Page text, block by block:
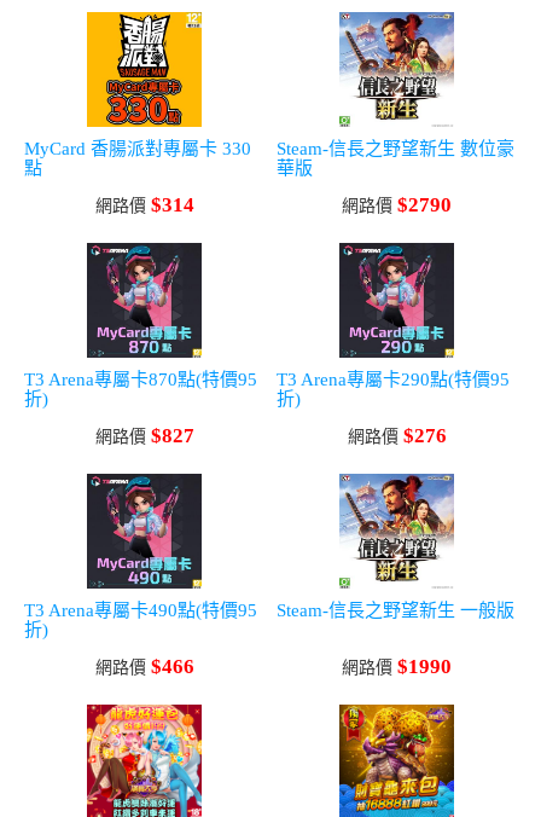
MyCard 香腸派對專屬卡 330
點
網路價 $314
Steam-信長之野望新生 數位豪
華版
網路價 $2790
T3 Arena專屬卡870點(特價95
折)
網路價 $827
T3 Arena專屬卡290點(特價95
折)
網路價 $276
T3 Arena專屬卡490點(特價95
折)
網路價 $466
Steam-信長之野望新生 一般版
網路價 $1990